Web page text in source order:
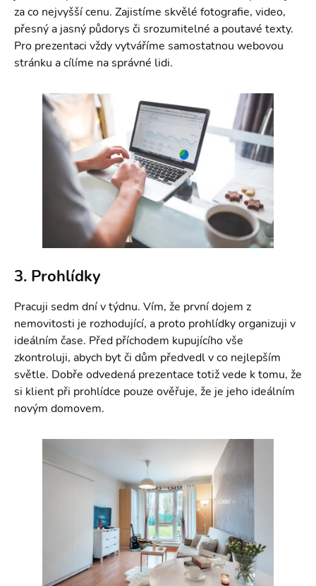
za co nejvyšší cenu. Zajistíme skvělé fotografie, video,
přesný a jasný půdorys či srozumitelné a poutavé texty.
Pro prezentaci vždy vytváříme samostatnou webovou
stránku a cílíme na správné lidi.
3. Prohlídky
Pracuji sedm dní v týdnu. Vím, že první dojem z
nemovitosti je rozhodující, a proto prohlídky organizuji v
ideálním čase. Před příchodem kupujícího vše
zkontroluji, abych byt či dům předvedl v co nejlepším
světle. Dobře odvedená prezentace totiž vede k tomu, že
si klient při prohlídce pouze ověřuje, že je jeho ideálním
novým domovem.